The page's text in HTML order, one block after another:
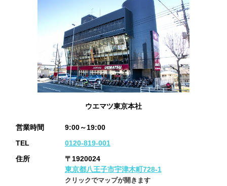
ウエマツ東京本社
営業時間
9:00～19:00
TEL
0120-819-001
住所
〒1920024
東京都八王子市宇津木町728-1
クリックでマップが開きます